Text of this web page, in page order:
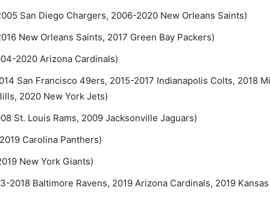
San Diego Chargers, 2006-2020 New Orleans Saints)
New Orleans Saints, 2017 Green Bay Packers)
2020 Arizona Cardinals)
San Francisco 49ers, 2015-2017 Indianapolis Colts, 2018
2020 New York Jets)
St. Louis Rams, 2009 Jacksonville Jaguars)
Carolina Panthers)
New York Giants)
2018 Baltimore Ravens, 2019 Arizona Cardinals, 2019